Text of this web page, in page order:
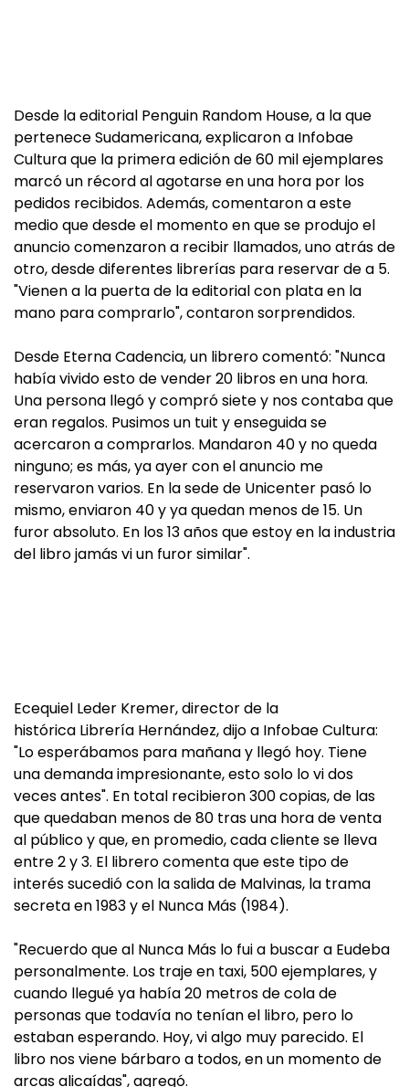
Desde la editorial Penguin Random House, a la que
pertenece Sudamericana, explicaron a Infobae
Cultura que la primera edición de 60 mil ejemplares
marcó un récord al agotarse en una hora por los
pedidos recibidos. Además, comentaron a este
medio que desde el momento en que se produjo el
anuncio comenzaron a recibir llamados, uno atrás de
otro, desde diferentes librerías para reservar de a 5.
"Vienen a la puerta de la editorial con plata en la
mano para comprarlo", contaron sorprendidos.
Desde Eterna Cadencia, un librero comentó: "Nunca
había vivido esto de vender 20 libros en una hora.
Una persona llegó y compró siete y nos contaba que
eran regalos. Pusimos un tuit y enseguida se
acercaron a comprarlos. Mandaron 40 y no queda
ninguno; es más, ya ayer con el anuncio me
reservaron varios. En la sede de Unicenter pasó lo
mismo, enviaron 40 y ya quedan menos de 15. Un
furor absoluto. En los 13 años que estoy en la industria
del libro jamás vi un furor similar".
Ecequiel Leder Kremer, director de la
histórica Librería Hernández, dijo a Infobae Cultura:
"Lo esperábamos para mañana y llegó hoy. Tiene
una demanda impresionante, esto solo lo vi dos
veces antes". En total recibieron 300 copias, de las
que quedaban menos de 80 tras una hora de venta
al público y que, en promedio, cada cliente se lleva
entre 2 y 3. El librero comenta que este tipo de
interés sucedió con la salida de Malvinas, la trama
secreta en 1983 y el Nunca Más (1984).
"Recuerdo que al Nunca Más lo fui a buscar a Eudeba
personalmente. Los traje en taxi, 500 ejemplares, y
cuando llegué ya había 20 metros de cola de
personas que todavía no tenían el libro, pero lo
estaban esperando. Hoy, vi algo muy parecido. El
libro nos viene bárbaro a todos, en un momento de
arcas alicaídas", agregó.